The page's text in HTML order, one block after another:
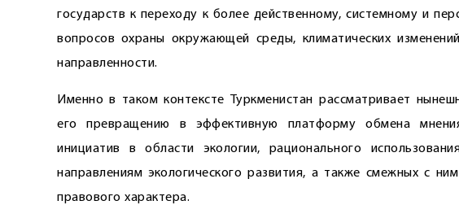
государств к переходу к более действенному, системному и
вопросов охраны окружающей среды, климатических
направленности.
Именно в таком контексте Туркменистан рассматривает
его превращению в эффективную платформу обмена
инициатив в области экологии, рационального
направлениям экологического развития, а также смежных с
правового характера.